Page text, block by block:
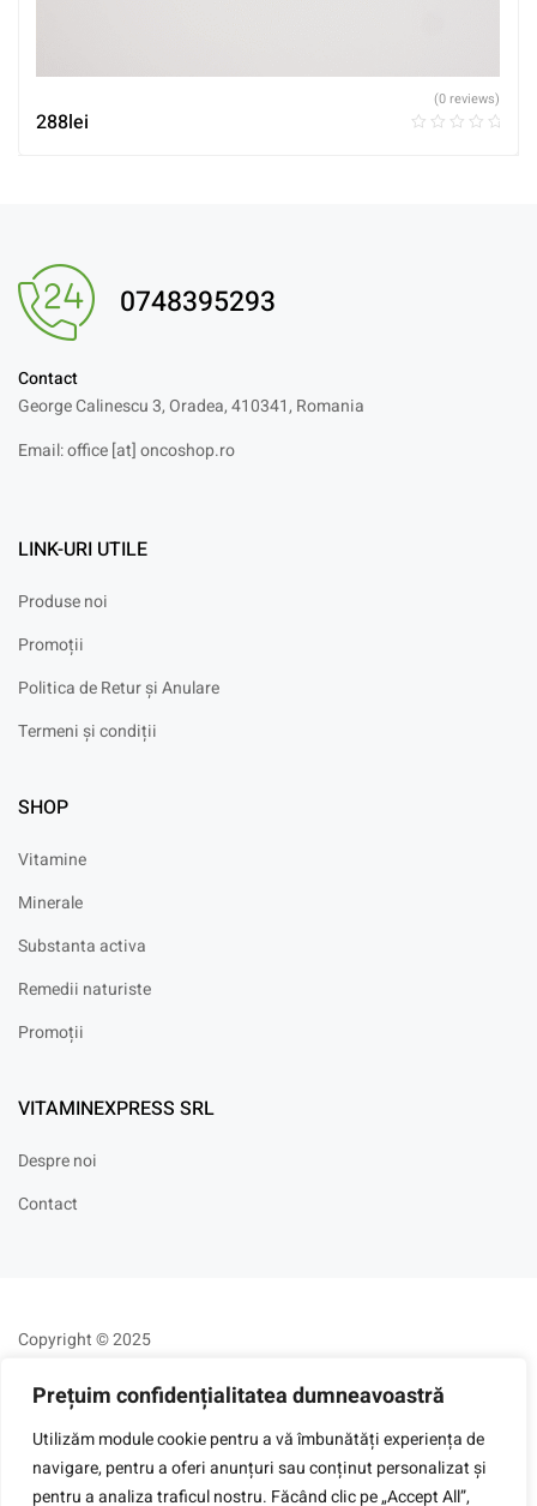
Prețuim confidențialitatea dumneavoastră
Utilizăm module cookie pentru a vă îmbunătăți experiența de
navigare, pentru a oferi anunțuri sau conținut personalizat și
pentru a analiza traficul nostru. Făcând clic pe „Accept All”,
288lei
(0 reviews)
0748395293
Contact
George Calinescu 3, Oradea, 410341, Romania
Email: office [at] oncoshop.ro
LINK-URI UTILE
Produse noi
Promoții
Politica de Retur și Anulare
Termeni și condiții
SHOP
Vitamine
Minerale
Substanta activa
Remedii naturiste
Promoții
VITAMINEXPRESS SRL
Despre noi
Contact
Copyright © 2025